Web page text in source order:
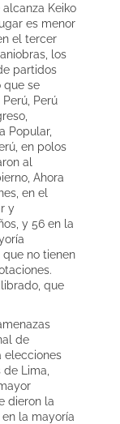
alcanza Keiko
es menor
el tercer
los
partidos
que se
Perú
Popular,
en polos
al
Ahora
en el
y
y 56 en la
no tienen
que
de
elecciones
Lima,
dieron la
la mayoría